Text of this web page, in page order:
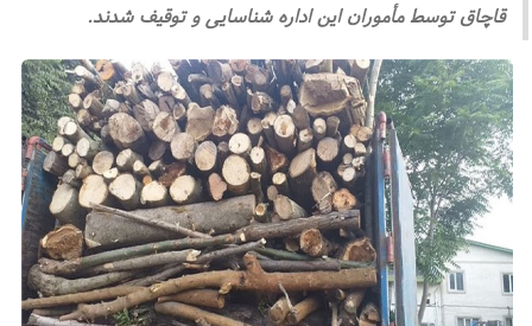
قاچاق توسط مأموران این اداره شناسایی و توقیف شدند.